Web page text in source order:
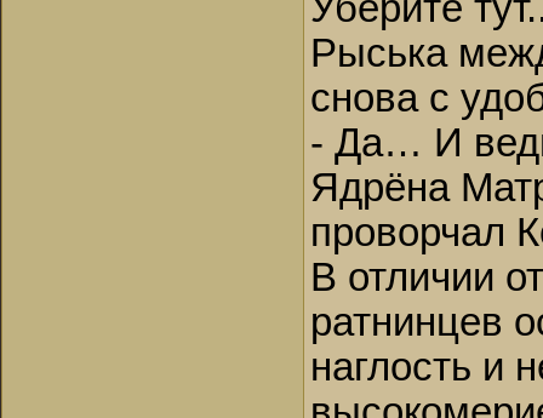
Рыська
снова с
- Да… И
Ядрёна
проворчал
В отличии
ратнинцев
наглость и